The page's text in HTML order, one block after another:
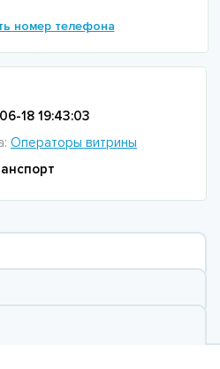
номер телефона
18 19:43:03
Операторы витрины